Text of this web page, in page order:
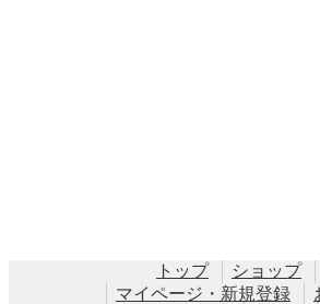
トップ ショップ
マイページ・新規登録